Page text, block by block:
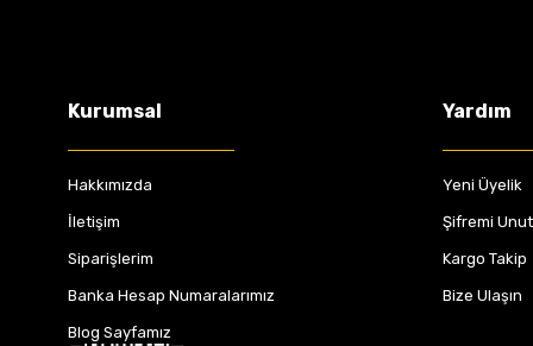
Kurumsal
Hakkımızda
İletişim
Siparişlerim
Banka Hesap Numaralarımız
Blog Sayfamız
Yardım
Yeni Üyelik
Şifremi
Kargo Takip
Bize Ulaşın